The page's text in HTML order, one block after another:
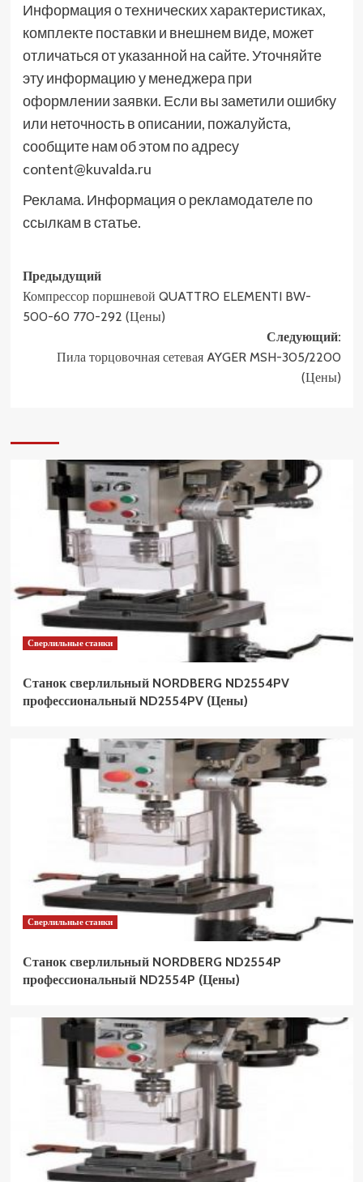
Информация о технических характеристиках,
комплекте поставки и внешнем виде, может
отличаться от указанной на сайте. Уточняйте
эту информацию у менеджера при
оформлении заявки. Если вы заметили ошибку
или неточность в описании, пожалуйста,
сообщите нам об этом по адресу
content@kuvalda.ru
Реклама. Информация о рекламодателе по
ссылкам в статье.
Навигация
записи
Предыдущий
Компрессор поршневой QUATTRO ELEMENTI BW-
500-60 770-292 (Цены)
Следующий:
Пила торцовочная сетевая AYGER MSH-305/2200
(Цены)
Сверлильные станки
Станок сверлильный NORDBERG ND2554PV
профессиональный ND2554PV (Цены)
Сверлильные станки
Станок сверлильный NORDBERG ND2554P
профессиональный ND2554P (Цены)